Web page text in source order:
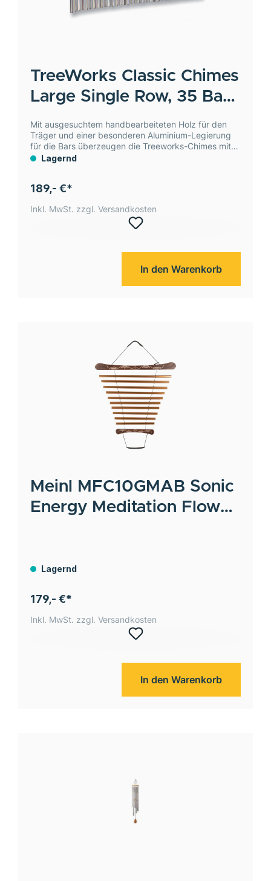
TreeWorks Classic Chimes
Large Single Row, 35 Bars
3/8''
Mit ausgesuchtem handbearbeiteten Holz für den
Träger und einer besonderen Aluminium-Legierung
für die Bars überzeugen die Treeworks-Chimes mit
einem resonanten und starken Klang.
Lagernd
189,- €*
Inkl. MwSt. zzgl. Versandkosten
In den Warenkorb
Meinl
MFC10GMAB Sonic
Energy Meditation Flow
Lagernd
179,- €*
Inkl. MwSt. zzgl. Versandkosten
In den Warenkorb